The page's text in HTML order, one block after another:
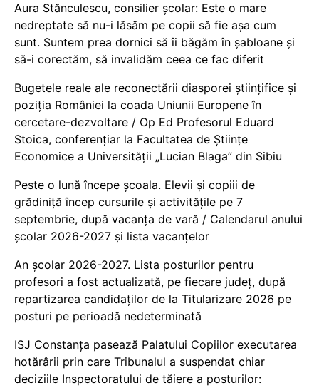
Aura Stănculescu, consilier școlar: Este o mare
nedreptate să nu-i lăsăm pe copii să fie așa cum
sunt. Suntem prea dornici să îi băgăm în șabloane și
să-i corectăm, să invalidăm ceea ce fac diferit
Bugetele reale ale reconectării diasporei științifice și
poziția României la coada Uniunii Europene în
cercetare-dezvoltare / Op Ed Profesorul Eduard
Stoica, conferențiar la Facultatea de Științe
Economice a Universității „Lucian Blaga” din Sibiu
Peste o lună începe școala. Elevii și copiii de
grădiniță încep cursurile și activitățile pe 7
septembrie, după vacanța de vară / Calendarul anului
școlar 2026-2027 și lista vacanțelor
An școlar 2026-2027. Lista posturilor pentru
profesori a fost actualizată, pe fiecare județ, după
repartizarea candidaților de la Titularizare 2026 pe
posturi pe perioadă nedeterminată
ISJ Constanța pasează Palatului Copiilor executarea
hotărârii prin care Tribunalul a suspendat chiar
deciziile Inspectoratului de tăiere a posturilor: